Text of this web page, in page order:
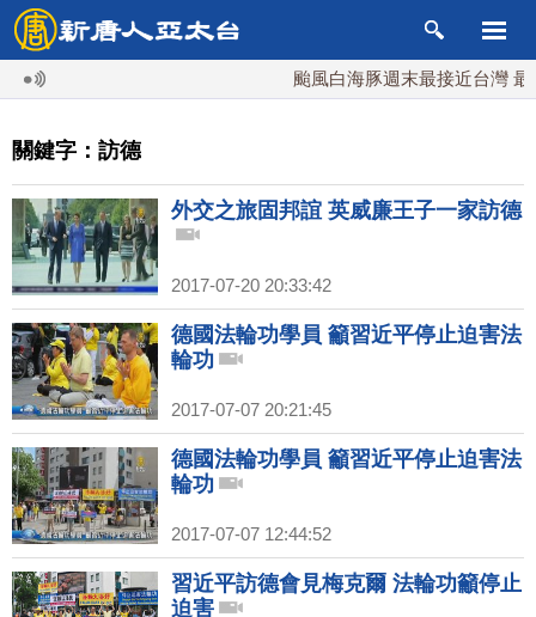
颱風白海豚週末最接近台灣 最
關鍵字：訪德
外交之旅固邦誼 英威廉王子一家訪德
2017-07-20 20:33:42
德國法輪功學員 籲習近平停止迫害法
輪功
2017-07-07 20:21:45
德國法輪功學員 籲習近平停止迫害法
輪功
2017-07-07 12:44:52
習近平訪德會見梅克爾 法輪功籲停止
迫害